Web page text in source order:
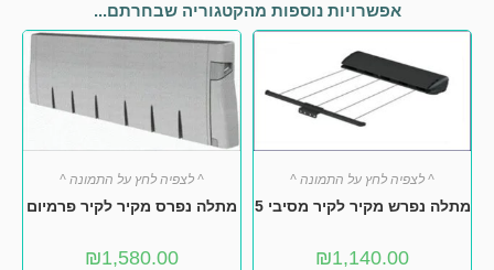
אפשרויות נוספות מהקטגוריה שבחרתם...
^ לצפיה לחץ על התמונה ^
מתלה נפרש מקיר לקיר מסיבי 5
₪1,140.00
^ לצפיה לחץ על התמונה ^
מתלה נפרס מקיר לקיר פרמיום
₪1,580.00